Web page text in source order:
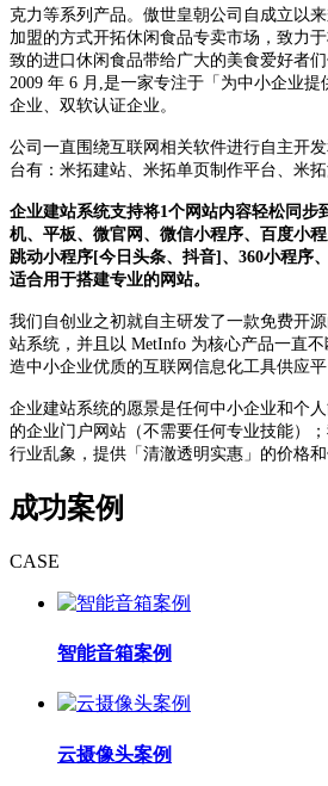
克力等系列产品。傲世皇朝公司自成立以
加盟的方式开拓休闲食品专卖市场，致力
致的进口休闲食品带给广大的美食爱好者
2009 年 6 月,是一家专注于「为中小企业
企业、双软认证企业。
公司一直围绕互联网相关软件进行自主开
台有：米拓建站、米拓单页制作平台、米拓
企业建站系统支持将1个网站内容轻松同步
机、平板、微官网、微信小程序、百度小
跳动小程序[今日头条、抖音]、360小程序
适合用于搭建专业的网站。
我们自创业之初就自主研发了一款免费开
站系统，并且以 MetInfo 为核心产品一直
造中小企业优质的互联网信息化工具供应平
企业建站系统的愿景是任何中小企业和个
的企业门户网站（不需要任何专业技能）
行业乱象，提供「清澈透明实惠」的价格和
成功案例
CASE
智能音箱案例
云摄像头案例